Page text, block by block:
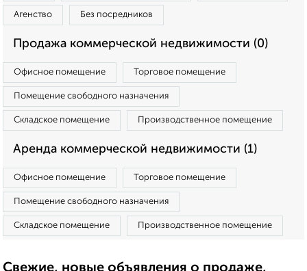
Агенство Без посредников
Продажа коммерческой недвижимости (0)
Офисное помещение Торговое помещение
Помещение свободного назначения
Складское помещение Производственное помещение
Аренда коммерческой недвижимости (1)
Офисное помещение Торговое помещение
Помещение свободного назначения
Складское помещение Производственное помещение
Свежие, новые объявления о продаже,